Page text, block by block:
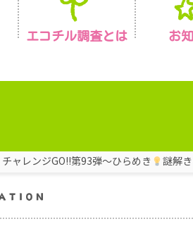
エコチル調査とは お
チャレンジGO!!第93弾～ひらめき 謎解